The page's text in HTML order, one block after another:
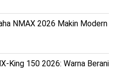
NMAX 2026 Makin Modern
King 150 2026: Warna Berani